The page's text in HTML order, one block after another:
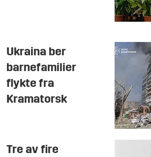
Ukraina ber
barnefamilier
flykte fra
Kramatorsk
Tre av fire